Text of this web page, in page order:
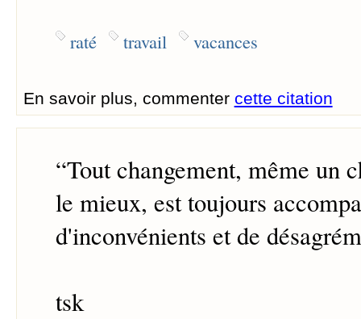
raté travail vacances
En savoir plus, commenter cette citation
“Tout changement, même un
le mieux, est toujours
d'inconvénients et de
tsk